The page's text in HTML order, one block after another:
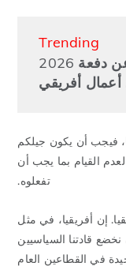
Trending
مؤسسة توني إيلوميلو تعلن عن دفعة 2026
فيجب أن يكون جيلكم
القيام بما يجب أن
تفعلوه.
إن أفريقيا، في مثل
قادتنا السياسيين
في القطاعين العام